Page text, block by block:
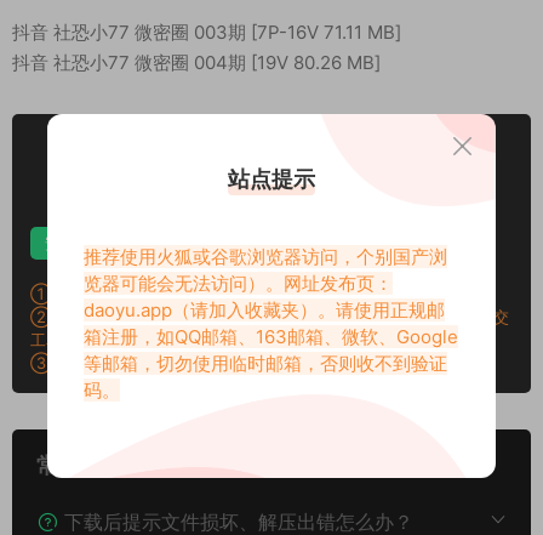
抖音 社恐小77 微密圈 003期 [7P-16V 71.11 MB]
抖音 社恐小77 微密圈 004期 [19V 80.26 MB]
仅限VIP下载
升级VIP
安卓解压
①：所有素材切勿外传，仅供欣赏，喜欢请支持原作者！
②：所有素材密码均已测试，遇见问题站内有教程学习，不会再提交
工单。
③：所有素材均无露点、纯绿色版本，若有需求请另寻，谢谢！
常见问题
下载后提示文件损坏、解压出错怎么办？
站点提示
推荐使用火狐或谷歌浏览器访问，个别国产浏
览器可能会无法访问）。网址发布页：
daoyu.app （请加入收藏夹）。请使用正规邮
箱注册，如QQ邮箱、163邮箱、微软、Google
等邮箱，切勿使用临时邮箱，否则收不到验证
码。